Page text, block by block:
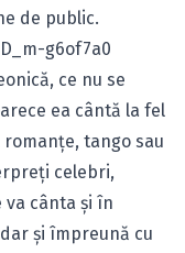
de public.
g6of7a0
ce nu se
ea cântă la fel
romanţe, tango sau
celebri,
cânta şi în
şi împreună cu